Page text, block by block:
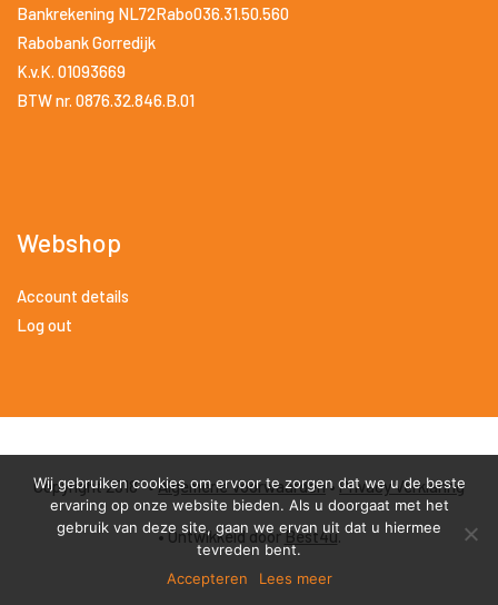
Bankrekening NL72Rabo036.31.50.560
Rabobank Gorredijk
K.v.K. 01093669
BTW nr. 0876.32.846.B.01
Webshop
Account details
Log out
Copyright 2018 •Algemene Voorwaarden•Privacy Verklaring
• Ontwikkeld doorBest4u.
Wij gebruiken cookies om ervoor te zorgen dat we u de beste
ervaring op onze website bieden. Als u doorgaat met het
gebruik van deze site, gaan we ervan uit dat u hiermee
tevreden bent.
Accepteren
Lees meer